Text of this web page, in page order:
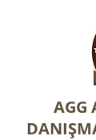
AGG